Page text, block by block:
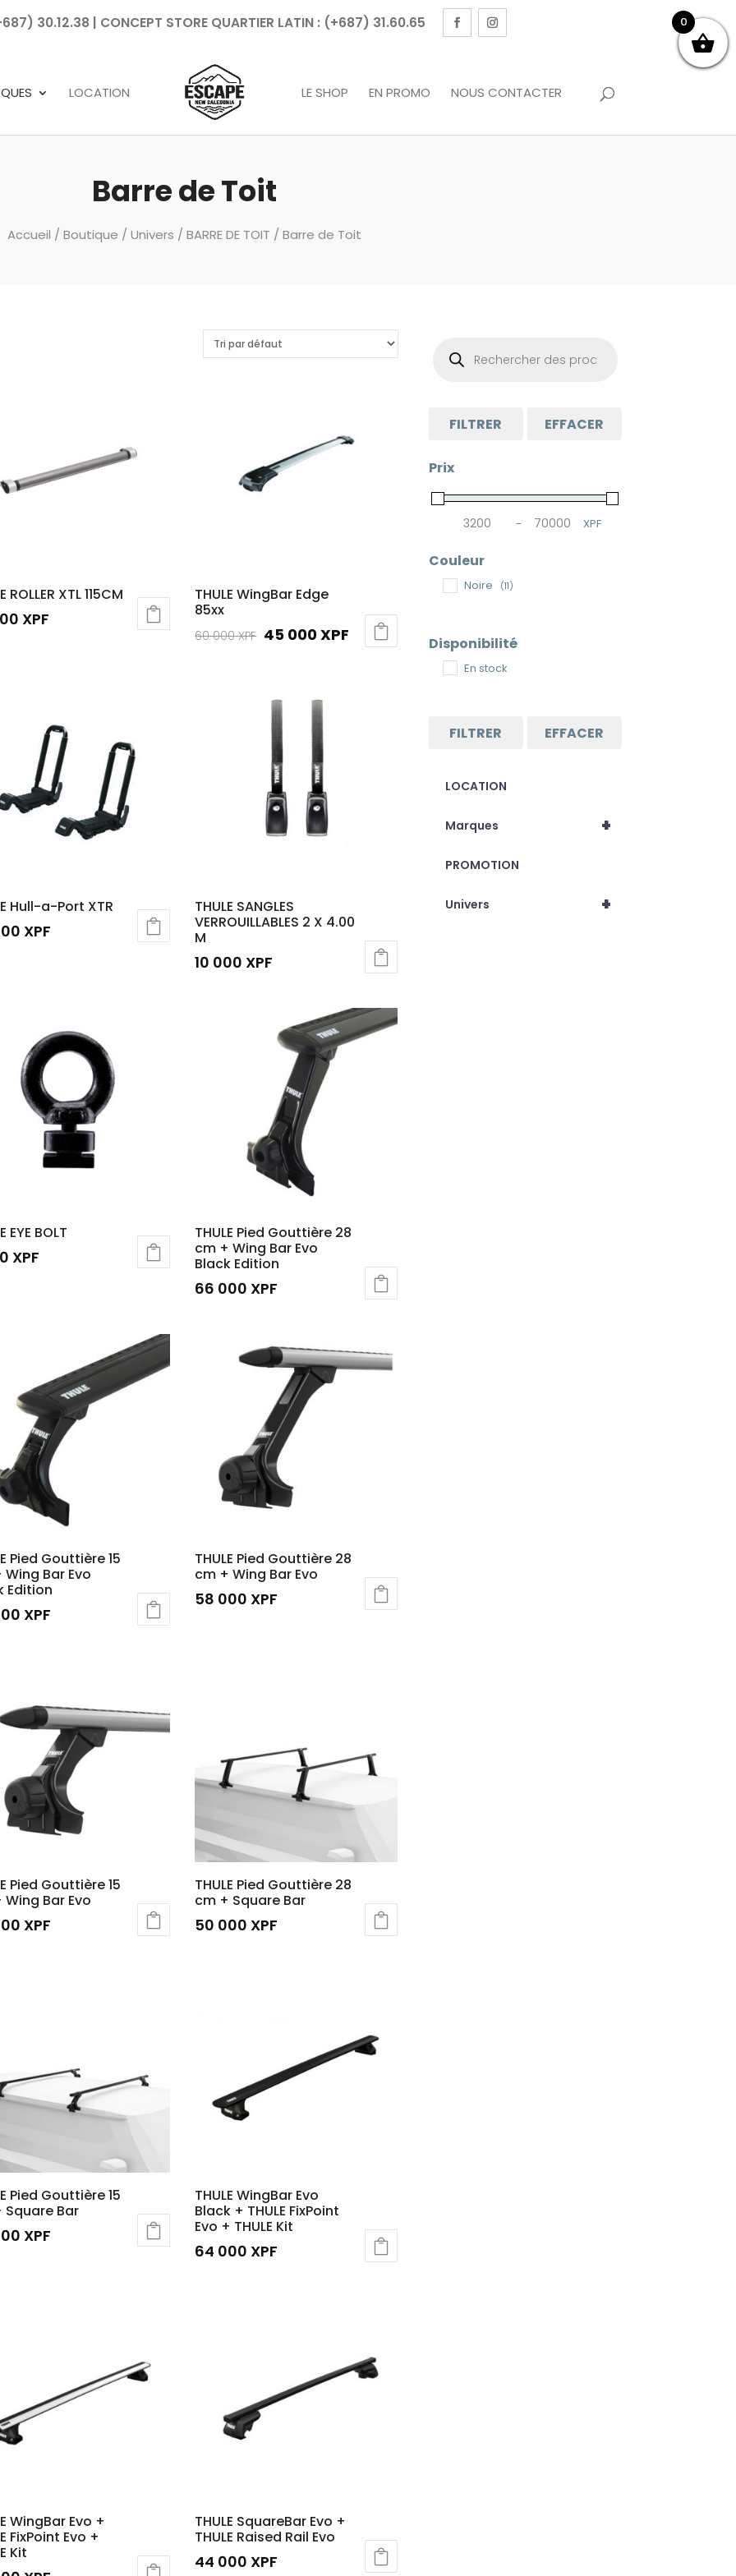
30.12.38 | CONCEPT STORE QUARTIER LATIN : (+687) 31.60.65
LOCATION LE SHOP EN PROMO NOUS CONTACTER
Barre de Toit
Accueil / Boutique / Univers / BARRE DE TOIT / Barre de Toit
ROLLER XTL 115CM
XPF
THULE WingBar Edge
85xx
60 000XPF Le
était :
60
000 XPF.
45 000XPF
Hull-a-Port XTR
XPF
THULE SANGLES
VERROUILLABLES 2 X 4.00
M
10 000 XPF
EYE BOLT
XPF
THULE Pied Gouttière 28
cm + Wing Bar Evo
Black Edition
66 000 XPF
Pied Gouttière 15
Bar Evo
Edition
XPF
THULE Pied Gouttière 28
cm + Wing Bar Evo
58 000 XPF
Pied Gouttière 15
Bar Evo
XPF
THULE Pied Gouttière 28
cm + Square Bar
50 000 XPF
Pied Gouttière 15
Square Bar
XPF
THULE WingBar Evo
Black + THULE FixPoint
Evo + THULE Kit
64 000 XPF
WingBar Evo +
FixPoint Evo +
Kit
THULE SquareBar Evo +
THULE Raised Rail Evo
44 000 XPF
produits
FILTRER EFFACER
Prix
Minimum Price
-
Maximum Price
XPF
Couleur
Noire (11)
Disponibilité
En stock
FILTRER EFFACER
LOCATION
+
Marques
PROMOTION
+
Univers
0